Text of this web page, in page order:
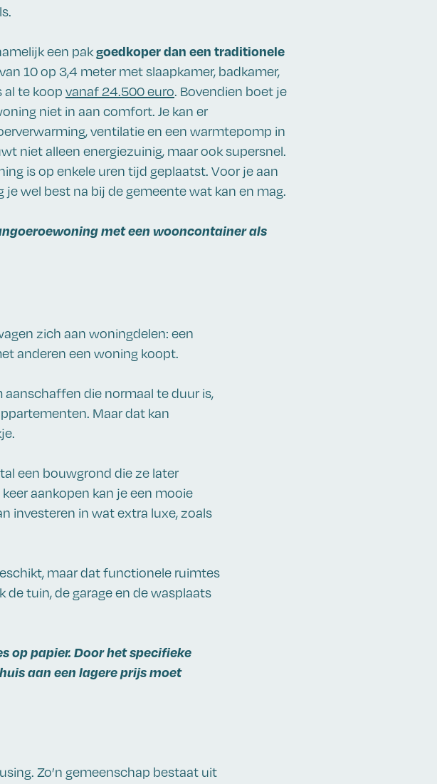
een pakgoedkoper dan een traditionele
10 op 3,4 meter met slaapkamer, badkamer,
al te koop vanaf 24.500 euro. Bovendien boet je
niet in aan comfort. Je kan er
ventilatie en een warmtepomp in
niet alleen energiezuinig, maar ook supersnel.
is op enkele uren tijd geplaatst. Voor je aan
je wel best na bij de gemeente wat kan en mag.
met een wooncontainer als
zich aan woningdelen: een
anderen een woning koopt.
aanschaffen die normaal te duur is,
Maar dat kan
een bouwgrond die ze later
aankopen kan je een mooie
investeren in wat extra luxe, zoals
maar dat functionele ruimtes
de tuin, de garage en de wasplaats
op papier. Door het specifieke
aan een lagere prijs moet
Zo’n gemeenschap bestaat uit